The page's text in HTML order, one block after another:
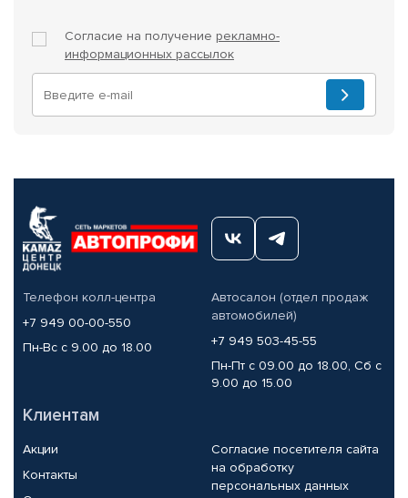
Согласие на получение рекламно-
информационных рассылок
Телефон колл-центра
+7 949 00-00-550
Пн-Вс с 9.00 до 18.00
Автосалон (отдел продаж
автомобилей)
+7 949 503-45-55
Пн-Пт с 09.00 до 18.00, Сб с
9.00 до 15.00
Клиентам
Акции
Контакты
Согласие посетителя сайта
на обработку
персональных данных